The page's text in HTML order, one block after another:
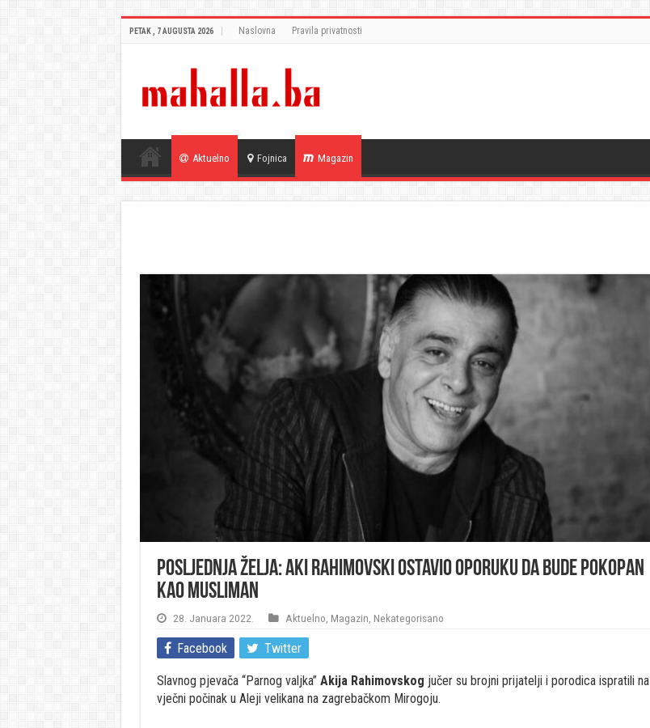
PETAK , 7 AUGUSTA 2026 Naslovna Pravila privatnosti
Aktuelno Fojnica Magazin
Posljednja želja: Aki Rahimovski ostavio oporuku da bude pokopan
kao musliman
28. Januara 2022. Aktuelno Magazin Nekategorisano
Facebook Twitter
Slavnog pjevača “Parnog valjka” Akija Rahimovskog jučer su brojni prijatelji i porodica ispratili na
vječni počinak u Aleji velikana na zagrebačkom Mirogoju.